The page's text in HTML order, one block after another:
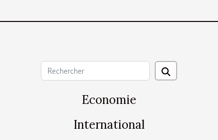
Economie
International